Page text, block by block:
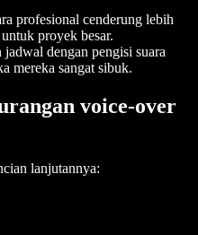
profesional cenderung lebih
proyek besar.
dengan pengisi suara
mereka sangat sibuk.
voice-over
lanjutannya: